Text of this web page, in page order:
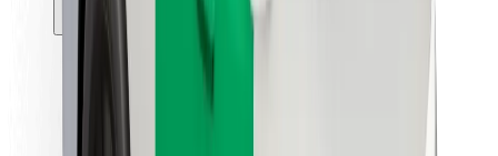
Pro cestující
Pro řidiče
Pro kurýry